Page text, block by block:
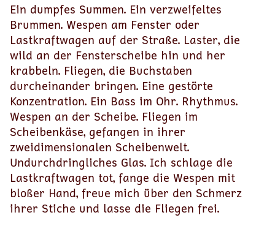
Ein dumpfes Summen. Ein verzweifeltes
Brummen. Wespen am Fenster oder
Lastkraftwagen auf der Straße. Laster, die
wild an der Fensterscheibe hin und her
krabbeln. Fliegen, die Buchstaben
durcheinander bringen. Eine gestörte
Konzentration. Ein Bass im Ohr. Rhythmus.
Wespen an der Scheibe. Fliegen im
Scheibenkäse, gefangen in ihrer
zweidimensionalen Scheibenwelt.
Undurchdringliches Glas. Ich schlage die
Lastkraftwagen tot, fange die Wespen mit
bloßer Hand, freue mich über den Schmerz
ihrer Stiche und lasse die Fliegen frei.